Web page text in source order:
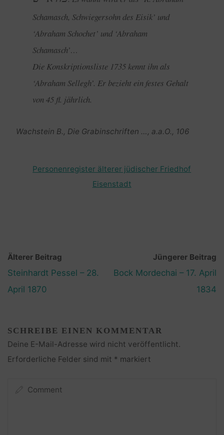
Schamasch, Schwiegersohn des Eisik’ und
‘Abraham Schochet’ und ‘Abraham
Schamasch’…
Die Konskriptionsliste 1735 kennt ihn als
‘Abraham Sellegh’. Er bezieht ein festes Gehalt
von 45 fl. jährlich.
Wachstein B., Die Grabinschriften …, a.a.O., 106
Personenregister älterer jüdischer Friedhof
Eisenstadt
Älterer Beitrag
Steinhardt Pessel – 28.
April 1870
Jüngerer Beitrag
Bock Mordechai – 17. April
1834
SCHREIBE EINEN KOMMENTAR
Deine E-Mail-Adresse wird nicht veröffentlicht.
Erforderliche Felder sind mit * markiert